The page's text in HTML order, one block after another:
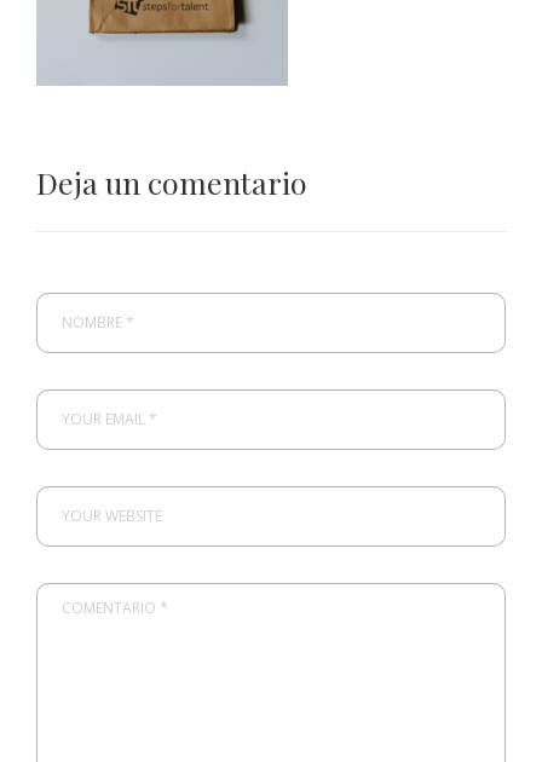
Deja un comentario
NOMBRE *
YOUR EMAIL *
YOUR WEBSITE
COMENTARIO *